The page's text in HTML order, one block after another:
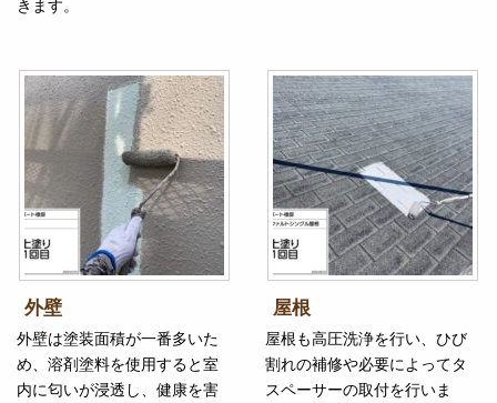
きます。
外壁
外壁は塗装面積が一番多いた
め、溶剤塗料を使用すると室
内に匂いが浸透し、健康を害
屋根
屋根も高圧洗浄を行い、ひび
割れの補修や必要によってタ
スペーサーの取付を行いま